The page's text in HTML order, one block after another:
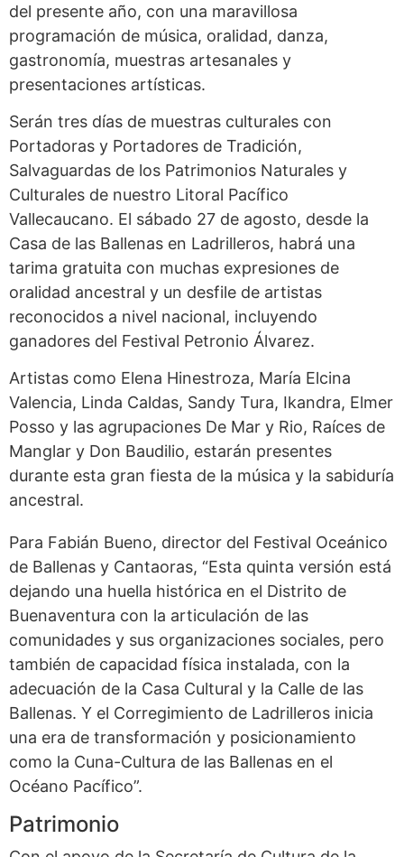
del presente año, con una maravillosa
programación de música, oralidad, danza,
gastronomía, muestras artesanales y
presentaciones artísticas.
Serán tres días de muestras culturales con
Portadoras y Portadores de Tradición,
Salvaguardas de los Patrimonios Naturales y
Culturales de nuestro Litoral Pacífico
Vallecaucano. El sábado 27 de agosto, desde la
Casa de las Ballenas en Ladrilleros, habrá una
tarima gratuita con muchas expresiones de
oralidad ancestral y un desfile de artistas
reconocidos a nivel nacional, incluyendo
ganadores del Festival Petronio Álvarez.
Artistas como Elena Hinestroza, María Elcina
Valencia, Linda Caldas, Sandy Tura, Ikandra, Elmer
Posso y las agrupaciones De Mar y Rio, Raíces de
Manglar y Don Baudilio, estarán presentes
durante esta gran fiesta de la música y la sabiduría
ancestral.
Para Fabián Bueno, director del Festival Oceánico
de Ballenas y Cantaoras, “Esta quinta versión está
dejando una huella histórica en el Distrito de
Buenaventura con la articulación de las
comunidades y sus organizaciones sociales, pero
también de capacidad física instalada, con la
adecuación de la Casa Cultural y la Calle de las
Ballenas. Y el Corregimiento de Ladrilleros inicia
una era de transformación y posicionamiento
como la Cuna-Cultura de las Ballenas en el
Océano Pacífico”.
Patrimonio